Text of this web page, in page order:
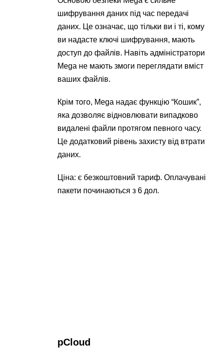
шифрування даних під час передачі
даних. Це означає, що тільки ви і ті, кому
ви надасте ключі шифрування, мають
доступ до файлів. Навіть адміністратори
Mega не мають змоги переглядати вміст
ваших файлів.
Крім того, Mega надає функцію “Кошик”,
яка дозволяє відновлювати випадково
видалені файли протягом певного часу.
Це додатковий рівень захисту від втрати
даних.
Ціна: є безкоштовний тариф. Оплачувані
пакети починаються з 6 дол.
pCloud